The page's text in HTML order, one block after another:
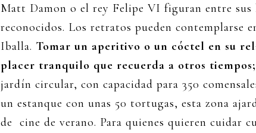
Matt Damon o el rey Felipe VI figuran entre sus
reconocidos. Los retratos pueden contemplarse
Iballa. Tomar un aperitivo o un cóctel en su
placer tranquilo que recuerda a otros tiempos;
jardín circular, con capacidad para 350
un estanque con unas 50 tortugas, esta zona
de cine de verano. Para quienes quieren cuidar